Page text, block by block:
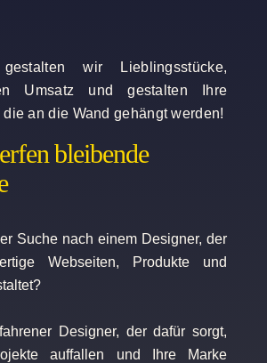
gestalten wir Lieblingsstücke,
Umsatz und gestalten Ihre
die an die Wand gehängt werden!
bleibende
Suche nach einem Designer, der
Webseiten, Produkte und
Designer, der dafür sorgt,
auffallen und Ihre Marke